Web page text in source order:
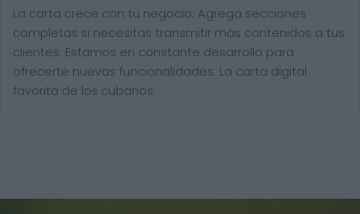
La carta crece con tu negocio. Agrega secciones
completas si necesitas transmitir más contenidos a tus
clientes. Estamos en constante desarrollo para
ofrecerte nuevas funcionalidades. La carta digital
favorita de los cubanos.